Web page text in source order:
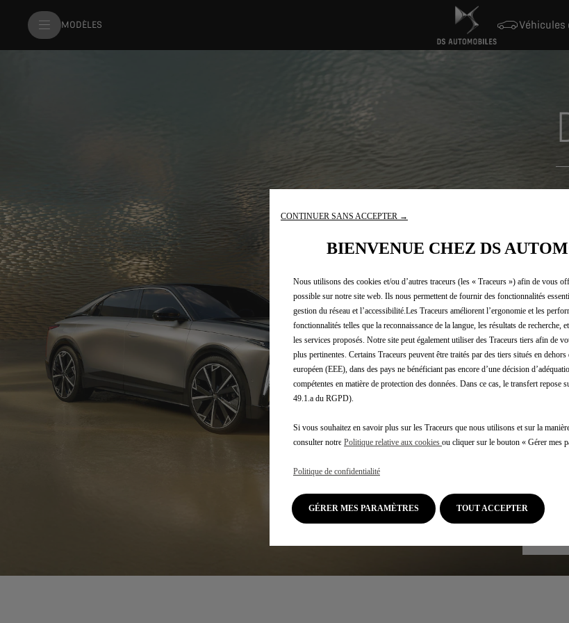
MODÈLES Véhicules
-
-
-
CONTINUER SANS ACCEPTER →
BIENVENUE CHEZ DS
Nous utilisons des cookies et/ou d’autres traceurs (les « Traceurs ») afin de vous
possible sur notre site web. Ils nous permettent de fournir des fonctionnalités
gestion du réseau et l’accessibilité.Les Traceurs améliorent l’ergonomie et les
fonctionnalités telles que la reconnaissance de la langue, les résultats de recherche,
les services proposés. Notre site peut également utiliser des Traceurs tiers afin de
plus pertinentes. Certains Traceurs peuvent être traités par des tiers situés en dehors
européen (EEE), dans des pays ne bénéficiant pas encore d’une décision
compétentes en matière de protection des données. Dans ce cas, le transfert repose
49.1.a du RGPD).
Si vous souhaitez en savoir plus sur les Traceurs que nous utilisons et sur la
consulter notre Politique relative aux cookies ou cliquer sur le bouton « Gérer mes
Politique de confidentialité
GÉRER MES PARAMÈTRES TOUT ACCEPTER